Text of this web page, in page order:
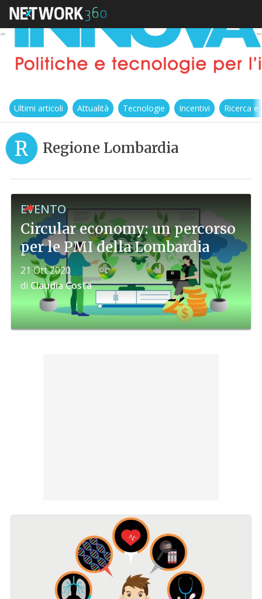
Ultimi articoli Attualità Tecnologie Incentivi Ricerca
R Regione Lombardia
EVENTO
Circular economy: un percorso
per le PMI della Lombardia
21 Ott 2020
di Claudia Costa